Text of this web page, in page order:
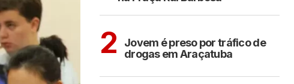
2
Jovem é preso por tráfico de
drogas em Araçatuba